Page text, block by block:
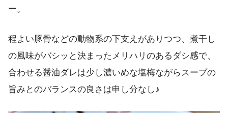
ー。
程よい豚骨などの動物系の下支えがありつつ、煮干し
の風味がバシッと決まったメリハリのあるダシ感で、
合わせる醤油ダレは少し濃いめな塩梅ながらスープの
旨みとのバランスの良さは申し分なし♪